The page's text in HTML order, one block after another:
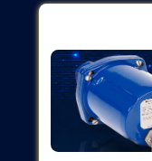
می باشد،
که جریان
ترین زمان جریان
این کلیدها
این کلیدها در